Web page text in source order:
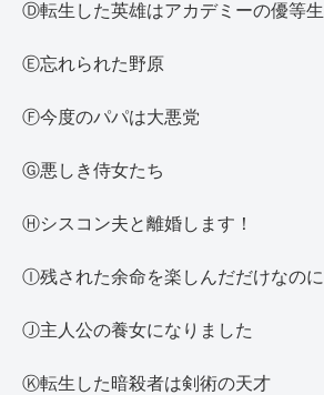
Ⓓ転生した英雄はアカデミーの優等生
Ⓔ忘れられた野原
Ⓕ今度のパパは大悪党
Ⓖ悪しき侍女たち
Ⓗシスコン夫と離婚します！
Ⓘ残された余命を楽しんだだけなのに
Ⓙ主人公の養女になりました
Ⓚ転生した暗殺者は剣術の天才